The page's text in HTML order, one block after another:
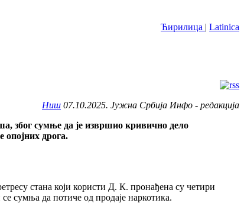
Ћирилица | Latinica
Ниш 07.10.2025. Јужна Србија Инфо - редакција
због сумње да је извршио кривично дело
дрога.
стана који користи Д. К. пронађена су четири
сумња да потиче од продаје наркотика.